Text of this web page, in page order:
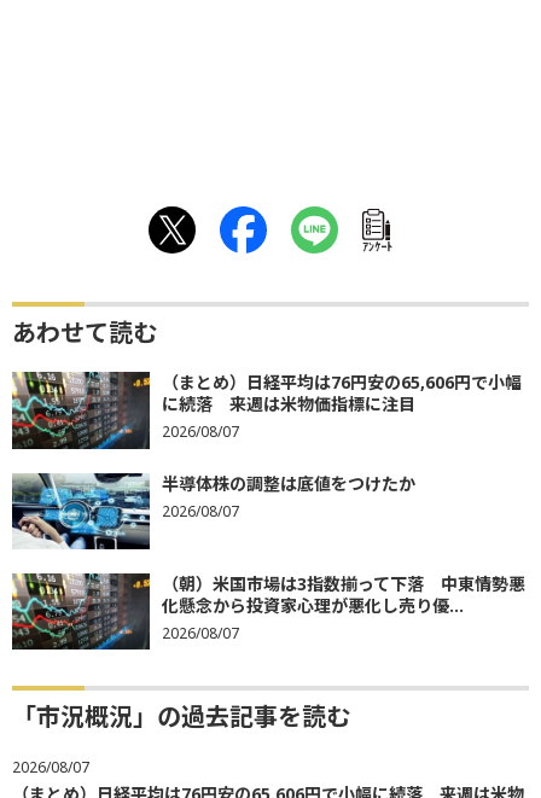
ｱﾝｹｰﾄ
あわせて読む
（まとめ）日経平均は76円安の65,606円で小幅
に続落 来週は米物価指標に注目
2026/08/07
半導体株の調整は底値をつけたか
2026/08/07
（朝）米国市場は3指数揃って下落 中東情勢悪
化懸念から投資家心理が悪化し売り優...
2026/08/07
「市況概況」の過去記事を読む
2026/08/07